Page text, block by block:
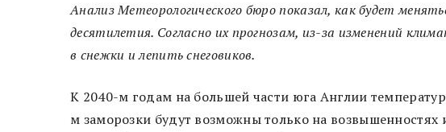
Анализ Метеорологического бюро показал, как будет
десятилетия. Согласно их прогнозам, из-за изменений
в снежки и лепить снеговиков.
К 2040-м годам на большей части юга Англии
м заморозки будут возможны только на